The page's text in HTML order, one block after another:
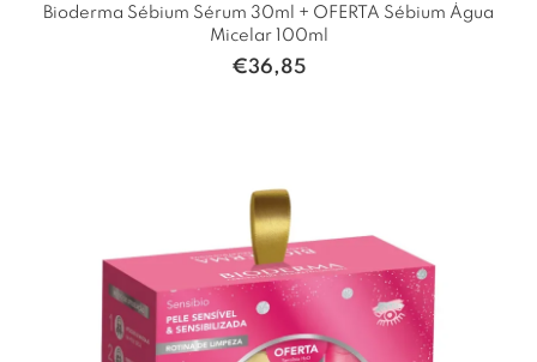
Bioderma Sébium Sérum 30ml + OFERTA Sébium Água
Micelar 100ml
€36,85